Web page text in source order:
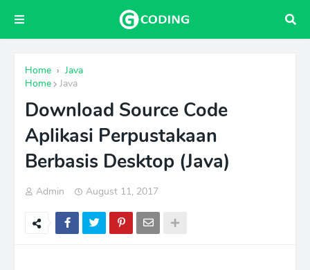
Home › Java
Home
Java
Download Source Code
Aplikasi Perpustakaan
Berbasis Desktop (Java)
Admin August 11, 2017